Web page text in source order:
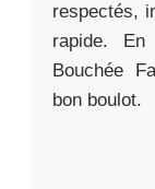
respectés,
rapide. En
Bouchée
bon boulot.